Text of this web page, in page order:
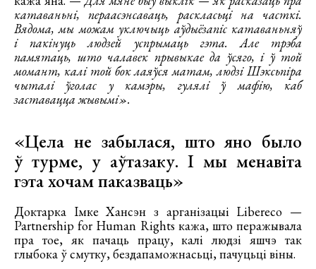
катаваньні, пераасэнсаваць, раскласьці на часткі.
Вядома, мы можам уключыць аўдыёзапіс катаваньняў
і пакінуць людзей успрымаць гэта. Але трэба
памятаць, што чалавек прывыкае да ўсяго, і ў той
момант, калі той бок лаяўся матам, людзі Шэксьпіра
чыталі ўголас у камэры, гулялі ў мафію, каб
заставацца жывымі».
«Цела не забылася, што яно было
ў турме, у аўтазаку. І мы менавіта
гэта хочам паказваць»
Доктарка Імке Хансэн з арганізацыі Libereco —
Partnership for Human Rights кажа, што перажывала
пра тое, як пачаць працу, калі людзі яшчэ так
глыбока ў смутку, бездапаможнасьці, пачуцьці віны.